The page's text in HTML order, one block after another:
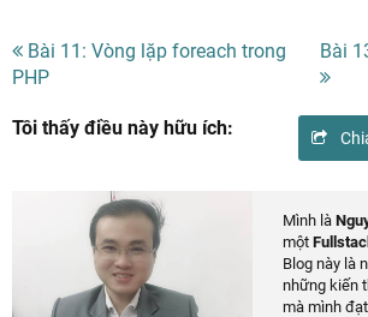
Bài 11: Vòng lặp foreach trong
PHP
Bài
Tôi thấy điều này hữu ích:
Mình là
một
Blog này là
những kiến
mà mình